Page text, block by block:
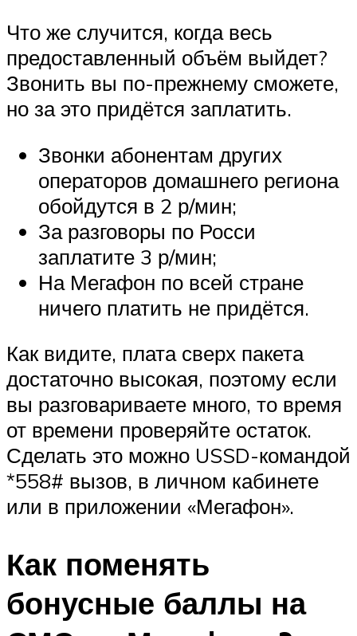
Что же случится, когда весь
предоставленный объём выйдет?
Звонить вы по-прежнему сможете,
но за это придётся заплатить.
Звонки абонентам других
операторов домашнего региона
обойдутся в 2 р/мин;
За разговоры по Росси
заплатите 3 р/мин;
На Мегафон по всей стране
ничего платить не придётся.
Как видите, плата сверх пакета
достаточно высокая, поэтому если
вы разговариваете много, то время
от времени проверяйте остаток.
Сделать это можно USSD-командой
*558# вызов, в личном кабинете
или в приложении «Мегафон».
Как поменять
бонусные баллы на